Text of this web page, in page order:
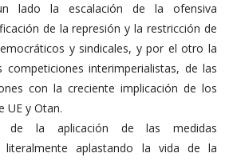
lado la escalación de la ofensiva
de la represión y la restricción de
y sindicales, y por el otro la
competiciones interimperialistas, de las
con la creciente implicación de los
UE y Otan.
de la aplicación de las medidas
literalmente aplastando la vida de la